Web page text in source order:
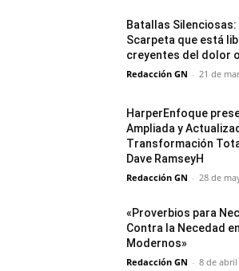
Batallas Silenciosas:
Scarpeta que está
creyentes del dolor
Redacción GN - 21 de
HarperEnfoque
Ampliada y
Transformación
Dave RamseyH
Redacción GN - 28 de
«Proverbios para
Contra la Necedad
Modernos»
Redacción GN - 8 de